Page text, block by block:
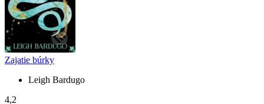
Zajatie búrky
Leigh Bardugo
4,2